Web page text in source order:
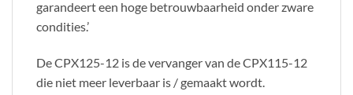
garandeert een hoge betrouwbaarheid onder zware
condities.’
De CPX125-12 is de vervanger van de CPX115-12
die niet meer leverbaar is / gemaakt wordt.